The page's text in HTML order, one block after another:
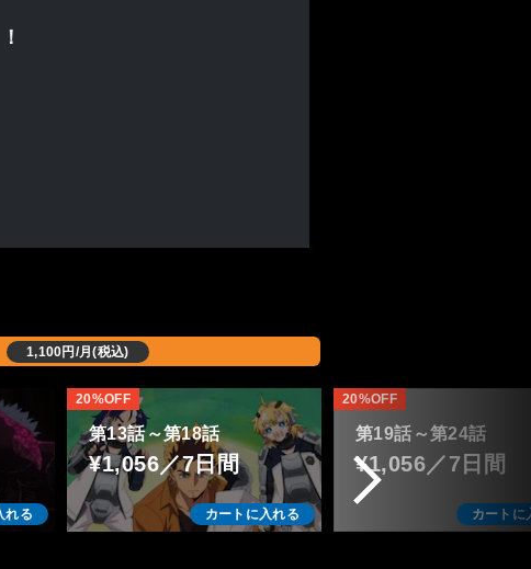
1,100円/月(税込)
れる
第13話～第18話
¥1,056／7日間
カートに入れる
20%OFF
第19話～第24話
¥1,056／7日間
カートに
20%OFF